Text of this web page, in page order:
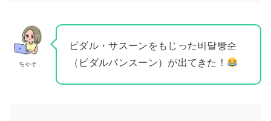
ちゃそ
ビダル・サスーンをもじった비달빵순
（ビダルパンスーン）が出てきた！